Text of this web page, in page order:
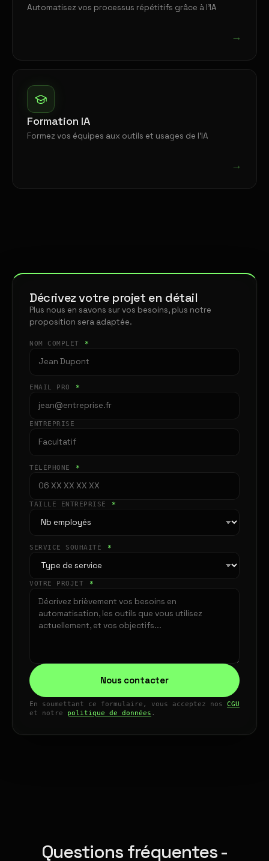
Automatisez vos processus répétitifs grâce à l'IA
→
Formation IA
Formez vos équipes aux outils et usages de l'IA
→
Décrivez votre projet en détail
Plus nous en savons sur vos besoins, plus notre
proposition sera adaptée.
NOM COMPLET *
EMAIL PRO *
ENTREPRISE
TÉLÉPHONE *
TAILLE ENTREPRISE *
SERVICE SOUHAITÉ *
VOTRE PROJET *
Nous contacter
En soumettant ce formulaire, vous acceptez nos CGU
et notre politique de données .
Questions fréquentes -